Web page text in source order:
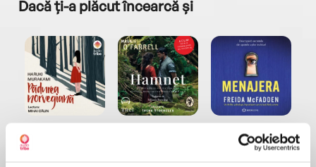
Dacă ți-a plăcut încearcă și
Freida McFadden